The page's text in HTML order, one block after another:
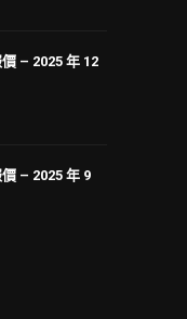
– 2025 年 12
– 2025 年 9